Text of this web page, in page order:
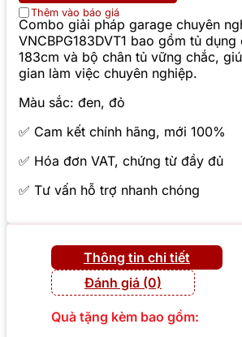
Thêm vào báo giá
Combo giải pháp garage chuyên
VNCBPG183DVT1 bao gồm tủ
183cm và bộ chân tủ vững chắc,
gian làm việc chuyên nghiệp.
Màu sắc: đen, đỏ
✅ Cam kết chính hãng, mới 100%
✅ Hóa đơn VAT, chứng từ đầy đủ
✅ Tư vấn hỗ trợ nhanh chóng
Thông tin chi tiết
Đánh giá (0)
Quà tặng kèm bao gồm: